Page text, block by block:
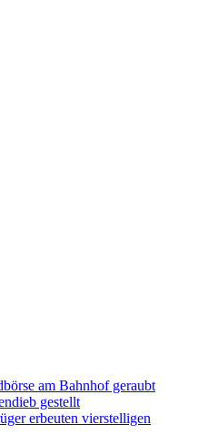
am Bahnhof geraubt
gestellt
erbeuten vierstelligen